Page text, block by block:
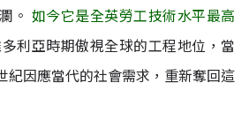
。 如今它是全英勞工技術水平最高
利亞時期傲視全球的工程地位，當
紀因應當代的社會需求，重新奪回這